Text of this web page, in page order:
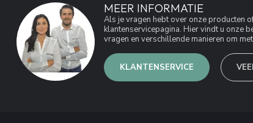
MEER INFORMATIE
Als je vragen hebt over onze producten
klantenservicepagina. Hier vindt u onze
vragen en verschillende manieren om
KLANTENSERVICE